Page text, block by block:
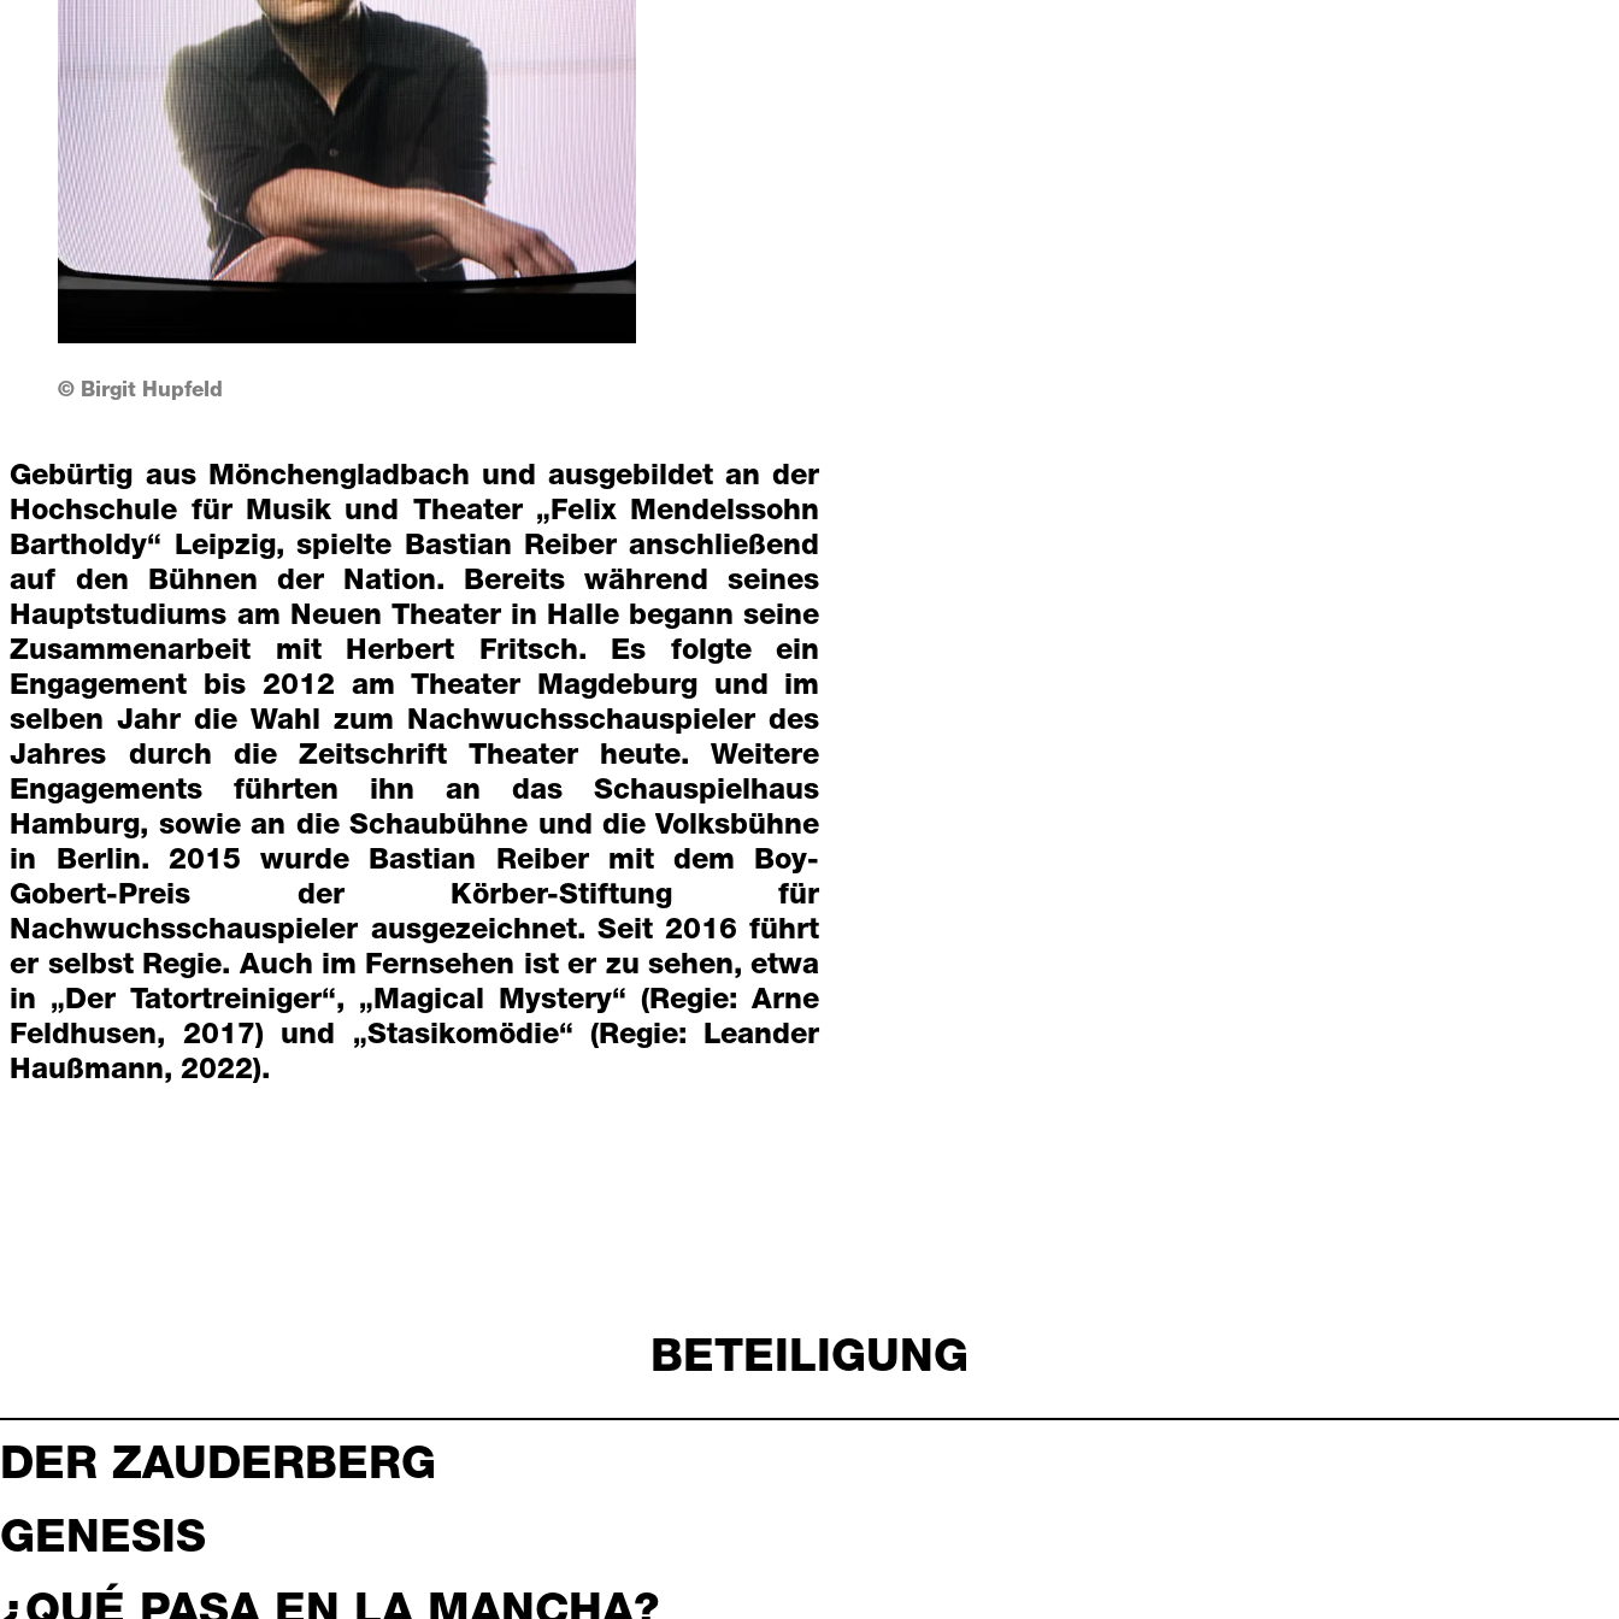
Gebürtig aus Mönchengladbach und ausgebildet an der
Hochschule für Musik und Theater „Felix Mendelssohn
Bartholdy“ Leipzig, spielte Bastian Reiber anschließend
auf den Bühnen der Nation. Bereits während seines
Hauptstudiums am Neuen Theater in Halle begann seine
Zusammenarbeit mit Herbert Fritsch. Es folgte ein
Engagement bis 2012 am Theater Magdeburg und im
selben Jahr die Wahl zum Nachwuchsschauspieler des
Jahres durch die Zeitschrift Theater heute. Weitere
Engagements führten ihn an das Schauspielhaus
Hamburg, sowie an die Schaubühne und die Volksbühne
in Berlin. 2015 wurde Bastian Reiber mit dem Boy-
Gobert-Preis der Körber-Stiftung für
Nachwuchsschauspieler ausgezeichnet. Seit 2016 führt
er selbst Regie. Auch im Fernsehen ist er zu sehen, etwa
in „Der Tatortreiniger“, „Magical Mystery“ (Regie: Arne
Feldhusen, 2017) und „Stasikomödie“ (Regie: Leander
Haußmann, 2022).
© Birgit Hupfeld
BETEILIGUNG
DER ZAUDERBERG
GENESIS